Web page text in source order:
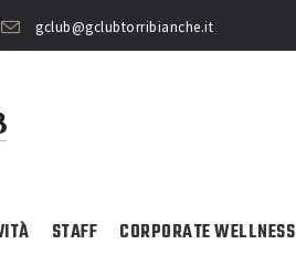
gclub@gclubtorribianche.it
STAFF CORPORATE WELLNESS